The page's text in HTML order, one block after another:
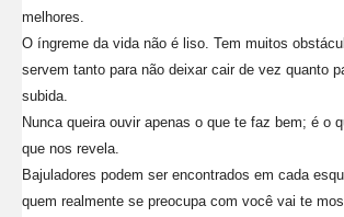
melhores.
O íngreme da vida não é liso. Tem muitos
servem tanto para não deixar cair de vez quanto
subida.
Nunca queira ouvir apenas o que te faz bem; é o
que nos revela.
Bajuladores podem ser encontrados em cada
quem realmente se preocupa com você vai te